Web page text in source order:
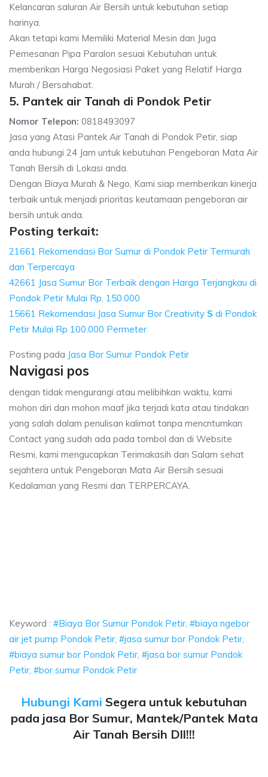
Kelancaran saluran Air Bersih untuk kebutuhan setiap
harinya.
Akan tetapi kami Memiliki Material Mesin dan Juga
Pemesanan Pipa Paralon sesuai Kebutuhan untuk
memberikan Harga Negosiasi Paket yang Relatif Harga
Murah / Bersahabat.
5. Pantek air Tanah di Pondok Petir
Nomor Telepon: 0818493097
Jasa yang Atasi Pantek Air Tanah di Pondok Petir, siap
anda hubungi 24 Jam untuk kebutuhan Pengeboran Mata Air
Tanah Bersih di Lokasi anda.
Dengan Biaya Murah & Nego, Kami siap memberikan kinerja
terbaik untuk menjadi prioritas keutamaan pengeboran air
bersih untuk anda.
Posting terkait:
21661 Rekomendasi Bor Sumur di Pondok Petir Termurah
dan Terpercaya
42661 Jasa Sumur Bor Terbaik dengan Harga Terjangkau di
Pondok Petir Mulai Rp. 150.000
15661 Rekomendasi Jasa Sumur Bor Creativity S di Pondok
Petir Mulai Rp 100.000 Permeter
Posting pada Jasa Bor Sumur Pondok Petir
Navigasi pos
dengan tidak mengurangi atau melibihkan waktu, kami
mohon diri dan mohon maaf jika terjadi kata atau tindakan
yang salah dalam penulisan kalimat tanpa mencntumkan
Contact yang sudah ada pada tombol dan di Website
Resmi, kami mengucapkan Terimakasih dan Salam sehat
sejahtera untuk Pengeboran Mata Air Bersih sesuai
Kedalaman yang Resmi dan TERPERCAYA.
Keyword : #Biaya Bor Sumur Pondok Petir, #biaya ngebor
air jet pump Pondok Petir, #jasa sumur bor Pondok Petir,
#biaya sumur bor Pondok Petir, #jasa bor sumur Pondok
Petir, #bor sumur Pondok Petir
Hubungi Kami Segera untuk kebutuhan
pada jasa Bor Sumur, Mantek/Pantek Mata
Air Tanah Bersih Dll!!!